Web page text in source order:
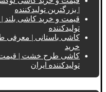
| بزرگترین تولیدکننده
قیمت و خرید کاشی بلند
تولیدکننده
کاشی باستانی | معرفی
خرید
کاشی طرح خشت | قیمت و
تولیدکننده ایران